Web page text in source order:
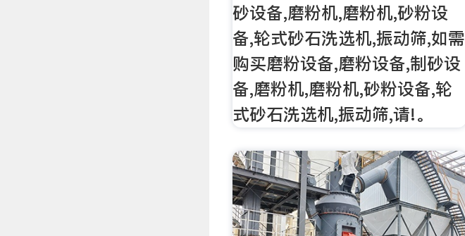
砂设备,磨粉机,磨粉机,砂粉设
备,轮式砂石洗选机,振动筛,如需
购买磨粉设备,磨粉设备,制砂设
备,磨粉机,磨粉机,砂粉设备,轮
式砂石洗选机,振动筛,请!。